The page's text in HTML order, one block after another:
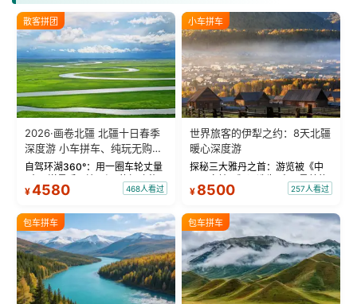
散客拼团
2026·画卷北疆 北疆十日春季
深度游 小车拼车、纯玩无购
物！
自驾环湖360°：用一圈车轮丈量
“大西洋最后一滴眼泪”的极致蔚
蓝。 赛湖旅拍：甄选多款风格服
绝美瞬间。 赛湖坦克300跟车视
频：专业摄影师...
¥4580 468人看过
小车拼车
世界旅客的伊犁之约：8天北疆
暖心深度游
探秘三大雅丹之首：游览被《中
国国家地理》评选为“中国最美的
三大雅丹”第一名的克拉玛依魔鬼
瓦人最大村落——禾木村，欣赏
晨雾与小木...
¥ 8500 257人看过
包车拼车 包车拼车